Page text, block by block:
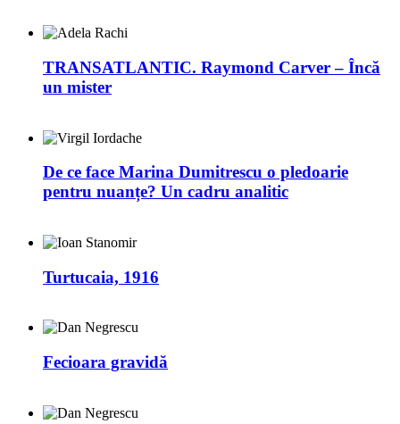
TRANSATLANTIC. Raymond Carver – Încă
un mister
De ce face Marina Dumitrescu o pledoarie
pentru nuanțe? Un cadru analitic
Turtucaia, 1916
Fecioara gravidă